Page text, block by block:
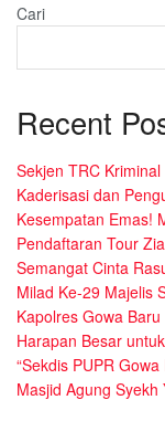
Cari
Recent
Sekjen TRC
Kaderisasi dan
Kesempatan Emas!
Pendaftaran Tour
Semangat Cinta
Milad Ke-29 Majelis
Kapolres Gowa
Harapan Besar
“Sekdis PUPR
Masjid Agung Syekh